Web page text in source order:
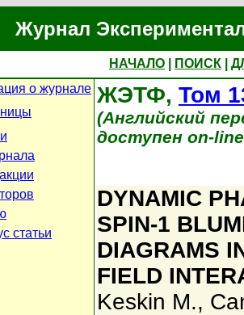
Журнал
НАЧАЛО ПОИСК
о журнале
статьи
ЖЭТФ, Том
(Английский
доступен on-
DYNAMIC
SPIN-1
DIAGRAMS
FIELD
Keskin M.,